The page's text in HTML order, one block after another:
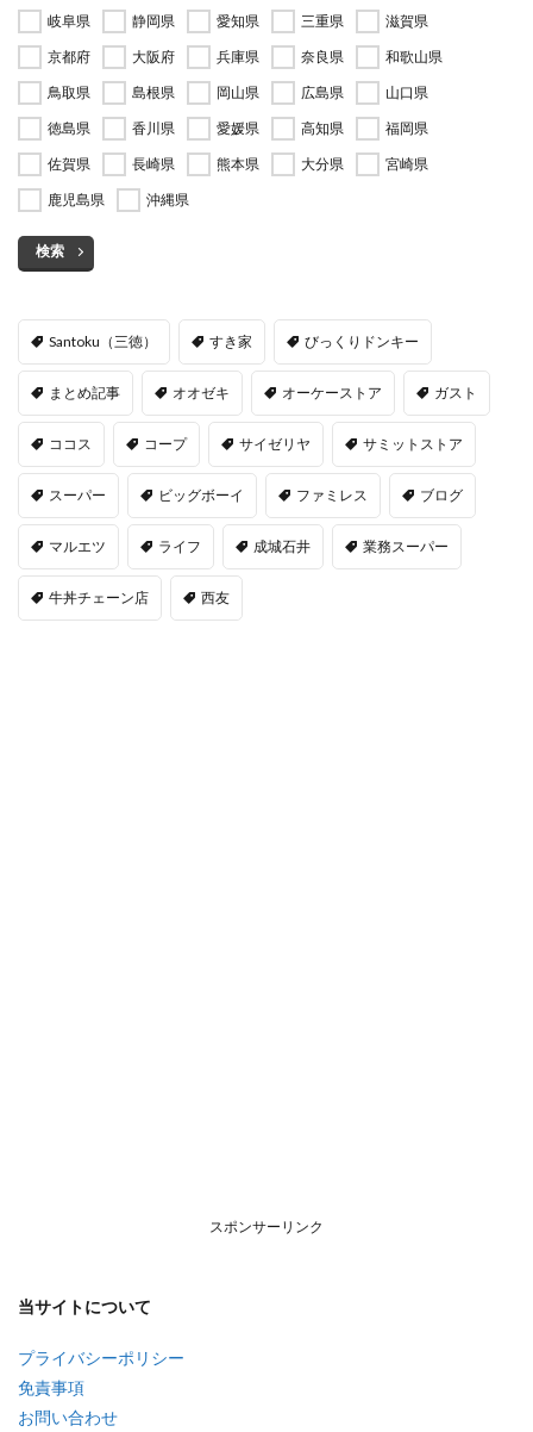
岐阜県
静岡県 愛知県 三重県
滋賀県
京都府
大阪府 兵庫県 奈良県
和歌山県
鳥取県
島根県 岡山県 広島県
山口県
徳島県
香川県 愛媛県 高知県
福岡県
佐賀県
長崎県 熊本県 大分県
宮崎県
鹿児島県
沖縄県
検索
Santoku（三徳） すき家 びっくりドンキー
まとめ記事 オオゼキ オーケーストア ガスト
ココス コープ サイゼリヤ サミットストア
スーパー ビッグボーイ ファミレス ブログ
マルエツ ライフ 成城石井 業務スーパー
牛丼チェーン店 西友
スポンサーリンク
当サイトについて
プライバシーポリシー
免責事項
お問い合わせ